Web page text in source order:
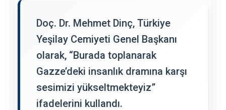
Doç. Dr. Mehmet Dinç, Türkiye
Yeşilay Cemiyeti Genel Başkanı
olarak, “Burada toplanarak
Gazze’deki insanlık dramına karşı
sesimizi yükseltmekteyiz”
ifadelerini kullandı.